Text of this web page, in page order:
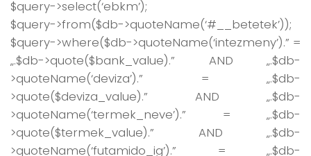
$query->select(‘ebkm’);
$query->from($db->quoteName(‘#__betetek’));
$query->where($db->quoteName(‘intezmeny’).” =
„.$db->quote($bank_value).” AND „.$db-
>quoteName(‘deviza’).” = „.$db-
>quote($deviza_value).” AND „.$db-
>quoteName(‘termek_neve’).” = „.$db-
>quote($termek_value).” AND „.$db-
>quoteName(‘futamido_ig’).” = „.$db-